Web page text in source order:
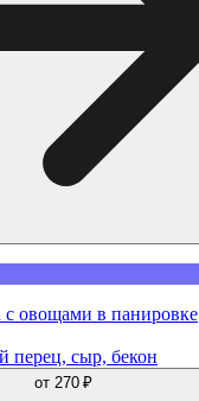
с овощами в панировке
перец, сыр, бекон
от 270 ₽